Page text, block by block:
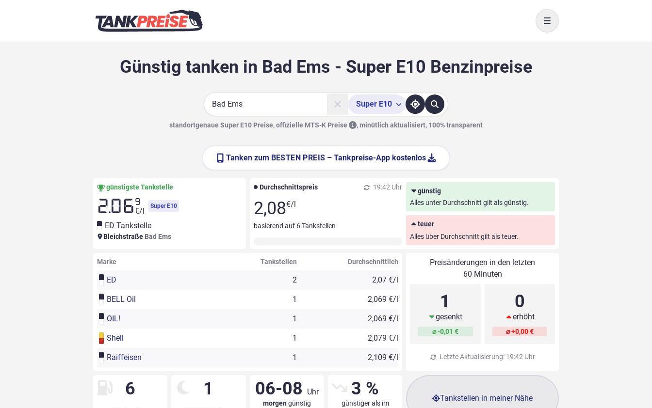
Toggle navigation
Günstig tanken in Bad Ems - Super E10 Benzinpreise
Suche
Super E10
standortgenaue Super E10 Preise, offizielle MTS-K Preise ,minütlich aktualisiert, 100% transparent
Tanken zum BESTEN PREIS – Tankpreise-App kostenlos
günstigste Tankstelle
2.06 9
€/l
Super E10
ED Tankstelle
Bleichstraße Bad Ems
Durchschnittspreis 19:42 Uhr
2,08€/l
basierend auf 6Tankstellen
günstig
Alles unter Durchschnitt gilt als günstig.
teuer
Alles über Durchschnitt gilt als teuer.
Marke Tankstellen Durchschnittlich
ED 2 2,07 €/l
BELL Oil 1 2,069 €/l
OIL! 1 2,069 €/l
Shell 1 2,079 €/l
Raiffeisen 1 2,109 €/l
Preisänderungen in den letzten
60 Minuten
1
gesenkt
⌀ -0,01 €
0
erhöht
⌀ +0,00 €
Letzte Aktualisierung: 19:42 Uhr
6 1 06-08 Uhr
morgengünstig
3 %
günstiger als im
Tankstellen in meiner Nähe